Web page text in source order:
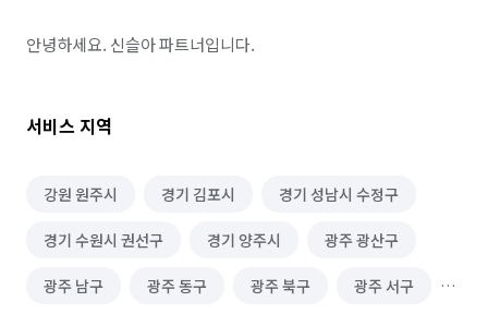
안녕하세요. 신슬아 파트너입니다.
서비스 지역
강원 원주시 경기 김포시 경기 성남시 수정구
경기 수원시 권선구 경기 양주시 광주 광산구
광주 남구 광주 동구 광주 북구 광주 서구